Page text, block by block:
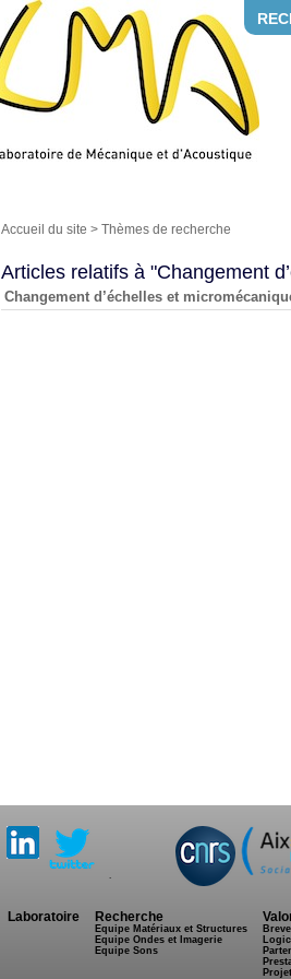
Accueil du site > Thèmes de recherche
Articles relatifs à "Changement
Changement d’échelles et
.
Laboratoire Recherche
Equipe Matériaux et Structures
Equipe Ondes et Imagerie
Equipe Sons